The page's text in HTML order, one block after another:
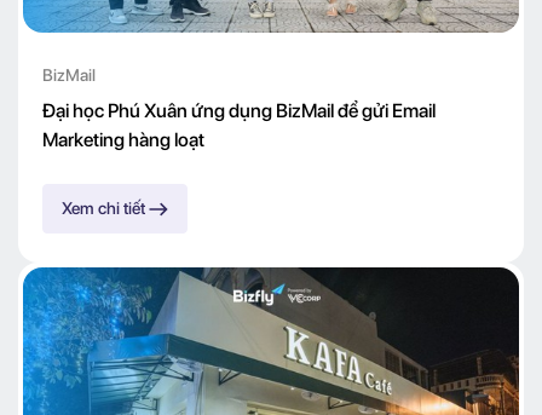
BizMail
Đại học Phú Xuân ứng dụng BizMail để gửi Email
Marketing hàng loạt
Xem chi tiết